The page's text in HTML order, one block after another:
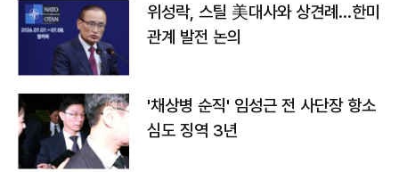
위성락, 스틸 美대사와 상견례…한미
관계 발전 논의
'채상병 순직' 임성근 전 사단장 항소
심도 징역 3년